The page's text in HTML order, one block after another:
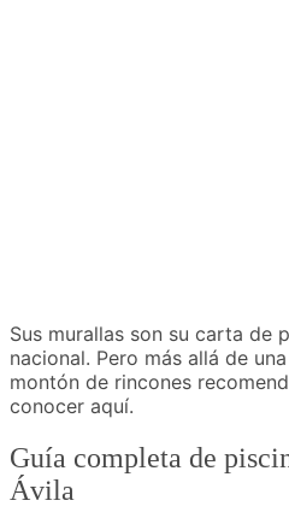
Sus murallas son su carta de
nacional. Pero más allá de
montón de rincones
conocer aquí.
Guía completa de
Ávila